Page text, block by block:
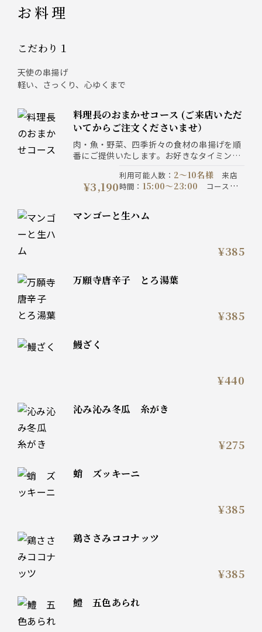
お料理
こだわり１
天使の串揚げ
軽い、さっくり、心ゆくまで
料理長のおまかせコース (ご来店いただ
いてからご注文くださいませ）
肉・魚・野菜、四季折々の食材の串揚げを順
番にご提供いたします。お好きなタイミング
数によって変動します。
¥3,190
利用可能人数 ： 2〜10名様
来店
時間 ： 15:00〜23:00
コース提
間
し上がった本数によって変動い
マンゴーと生ハム
¥385
万願寺唐辛子 とろ湯葉
¥385
鰻ざく
¥440
沁み沁み冬瓜 糸がき
¥275
蛸 ズッキーニ
¥385
鶏ささみココナッツ
¥385
鱧 五色あられ